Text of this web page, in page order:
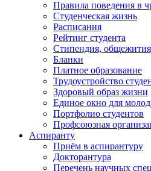
Правила поведения в
Студенческая жизнь
Расписания
Рейтинг студента
Стипендия,
Бланки
Платное образование
Трудоустройство
Здоровый образ жизни
Единое окно для
Портфолио студентов
Профсоюзная
Аспиранту
Приём в аспирантуру
Докторантура
Перечень научных